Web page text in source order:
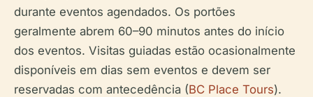
durante eventos agendados. Os portões
geralmente abrem 60–90 minutos antes do início
dos eventos. Visitas guiadas estão ocasionalmente
disponíveis em dias sem eventos e devem ser
reservadas com antecedência (BC Place Tours).